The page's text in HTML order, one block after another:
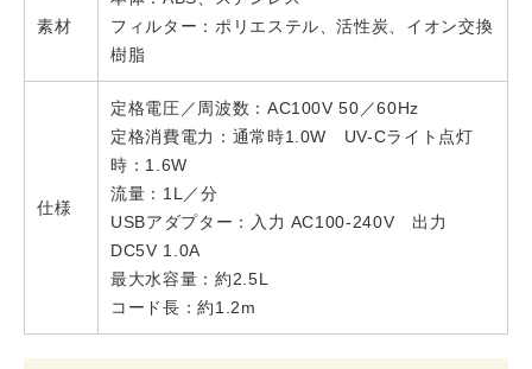
素材
フィルター：ポリエステル、活性炭、イオン交換
樹脂
仕様
定格電圧／周波数：AC100V 50／60Hz
定格消費電力：通常時1.0W UV-Cライト点灯
時：1.6W
流量：1L／分
USBアダプター：入力 AC100-240V 出力
DC5V 1.0A
最大水容量：約2.5L
コード長：約1.2m